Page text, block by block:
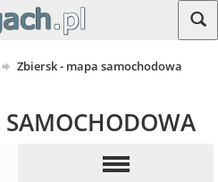
Zbiersk - mapa samochodowa